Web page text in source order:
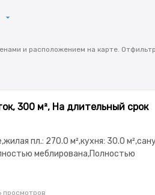
и расположением на карте.
300 м², На длительный срок
пл.: 270.0 м²,кухня: 30.0
меблирована,Полностью
окна,Навес,Хозпостройки
просмотров